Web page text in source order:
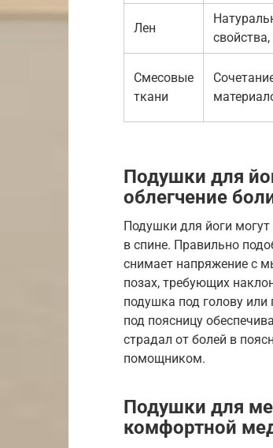
Лен
Смесовые
ткани
Подушки для
облегчение
Подушки для йоги
в спине. Правильно
снимает напряжение с
позах, требующих
подушка под голову
под поясницу
страдал от болей в
помощником.
Подушки для
комфортной